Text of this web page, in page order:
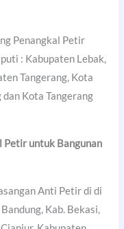
Penangkal Petir
: Kabupaten Lebak,
Tangerang, Kota
dan Kota Tangerang
Petir untuk Bangunan
Anti Petir di di
Kab. Bekasi,